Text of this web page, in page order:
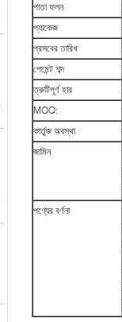
পাতা ফলন
প্যাকেজ
প্রসবের তারিখ
পেমেন্ট শব্দ
ত্রুটিপূর্ণ হার
MOQ:
কার্তুজ অবস্থা
জামিন
পণ্যের বর্ণনা